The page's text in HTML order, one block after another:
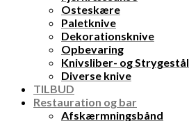
Osteskære
Paletknive
Dekorationsknive
Opbevaring
Knivsliber- og Strygestål
Diverse knive
TILBUD
Restauration og bar
Afskærmningsbånd